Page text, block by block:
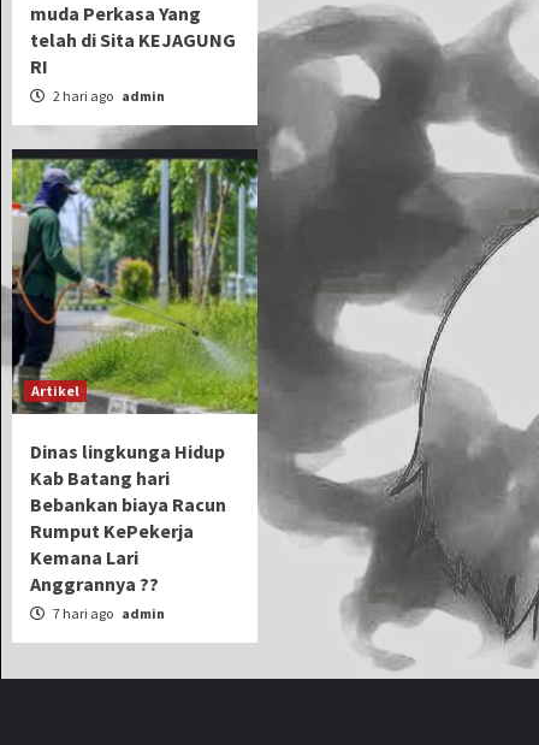
muda Perkasa Yang
telah di Sita KEJAGUNG
RI
2 hari ago admin
Artikel
Dinas lingkunga Hidup
Kab Batang hari
Bebankan biaya Racun
Rumput KePekerja
Kemana Lari
Anggrannya ??
7 hari ago admin